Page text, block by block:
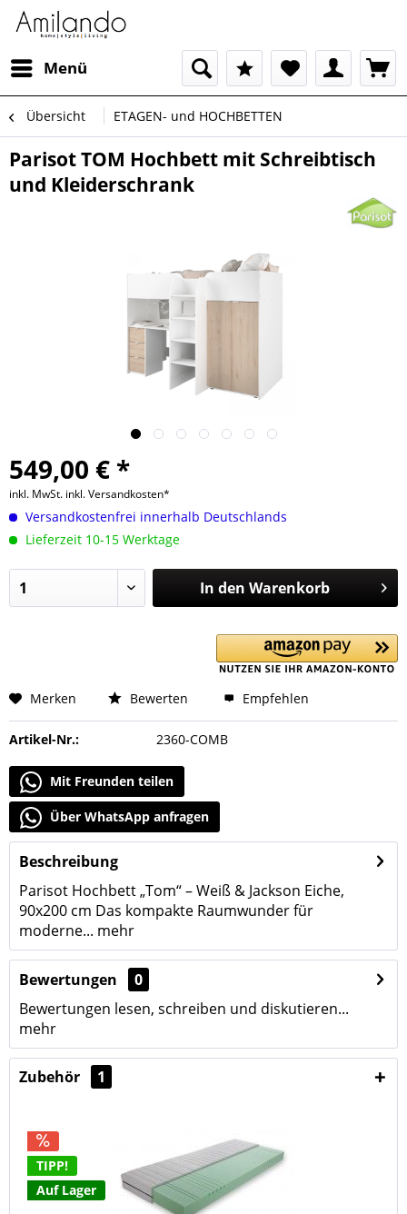
Menü
Übersicht ETAGEN- und HOCHBETTEN
Parisot TOM Hochbett mit Schreibtisch
und Kleiderschrank
549,00 € *
inkl. MwSt. inkl. Versandkosten*
Versandkostenfrei innerhalb Deutschlands
Lieferzeit 10-15 Werktage
In den Warenkorb
Merken Bewerten Empfehlen
Artikel-Nr.: 2360-COMB
Mit Freunden teilen
Über WhatsApp anfragen
Beschreibung
Parisot Hochbett „Tom“ – Weiß & Jackson Eiche,
90x200 cm Das kompakte Raumwunder für
moderne... mehr
Bewertungen
0
Bewertungen lesen, schreiben und diskutieren...
mehr
Zubehör 1
TIPP!
Auf Lager